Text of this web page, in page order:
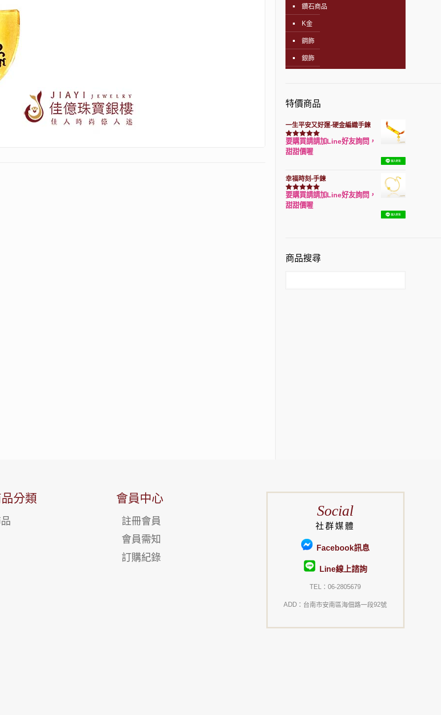
鑽石商品
K金
鋼飾
銀飾
特價商品
一生平安又好運-硬金編織手鍊
評分7740滿分 5
要購買請請加Line好友詢問，
甜甜價喔
幸福時刻-手鍊
評分3150滿分 5
要購買請請加Line好友詢問，
甜甜價喔
商品搜尋
分類 會員中心
註冊會員
會員需知
訂購紀錄
Social
社群媒體
Facebook訊息
Line線上諮詢
TEL：06-2805679
ADD：台南市安南區海佃路一段92號